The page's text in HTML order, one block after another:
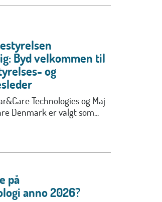
Byd velkommen til
og
Technologies og Maj-
Denmark er valgt som...
på
anno 2026?